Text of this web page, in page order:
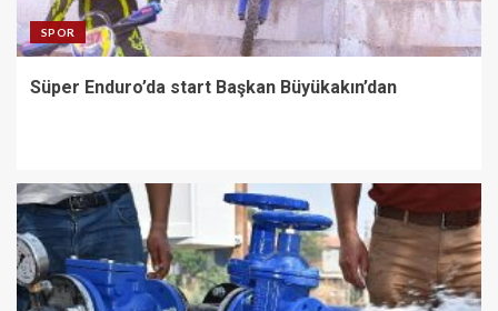
SPOR
Süper Enduro’da start Başkan Büyükakın’dan